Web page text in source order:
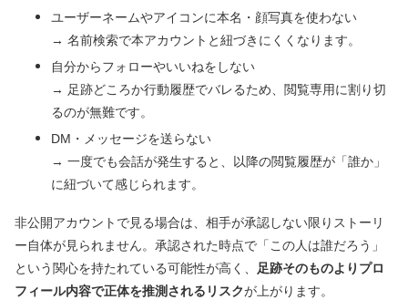
ユーザーネームやアイコンに本名・顔写真を使わない
→ 名前検索で本アカウントと紐づきにくくなります。
自分からフォローやいいねをしない
→ 足跡どころか行動履歴でバレるため、閲覧専用に割り切
るのが無難です。
DM・メッセージを送らない
→ 一度でも会話が発生すると、以降の閲覧履歴が「誰か」
に紐づいて感じられます。
非公開アカウントで見る場合は、相手が承認しない限りストーリ
ー自体が見られません。承認された時点で「この人は誰だろう」
という関心を持たれている可能性が高く、 足跡そのものよりプロ
フィール内容で正体を推測されるリスクが上がります。